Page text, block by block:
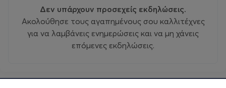
Δεν υπάρχουν προσεχείς εκδηλώσεις.
Ακολούθησε τους αγαπημένους σου καλλιτέχνες
για να λαμβάνεις ενημερώσεις και να μη χάνεις
επόμενες εκδηλώσεις.